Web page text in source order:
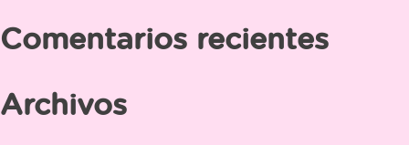
Comentarios recientes
Archivos